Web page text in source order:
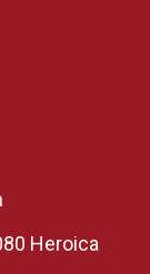
Heroica